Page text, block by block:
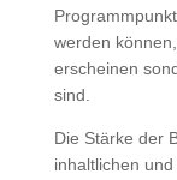
werden
erscheinen
sind.
Die Stärke der
inhaltlichen